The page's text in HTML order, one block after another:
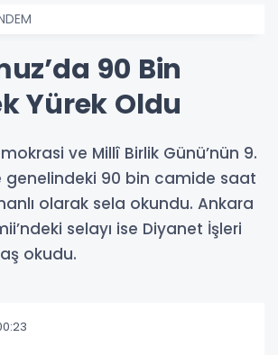
90 Bin
Yürek Oldu
ve Millî Birlik Günü’nün 9.
genelindeki 90 bin camide saat
olarak sela okundu. Ankara
selayı ise Diyanet İşleri
okudu.